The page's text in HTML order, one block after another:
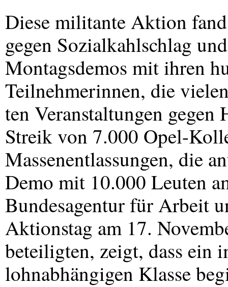
Diese militante Aktion
gegen Sozialkahlschlag
Montagsdemos mit ihren
Teilnehmerinnen, die
ten Veranstaltungen
Streik von 7.000 Opel-
Massenentlassungen, die
Demo mit 10.000 Leuten
Bundesagentur für Arbeit
Aktionstag am 17.
beteiligten, zeigt, dass ein
lohnabhängigen Klasse